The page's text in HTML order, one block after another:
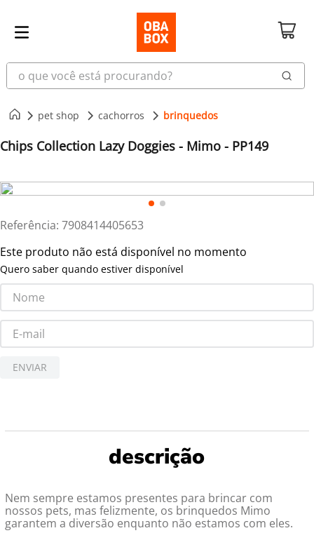
o que você está procurando?
pet shop cachorros brinquedos
Chips Collection Lazy Doggies - Mimo - PP149
Referência: 7908414405653
Este produto não está disponível no momento
Quero saber quando estiver disponível
ENVIAR
Nem sempre estamos presentes para brincar com
nossos pets, mas felizmente, os brinquedos Mimo
garantem a diversão enquanto não estamos com eles.